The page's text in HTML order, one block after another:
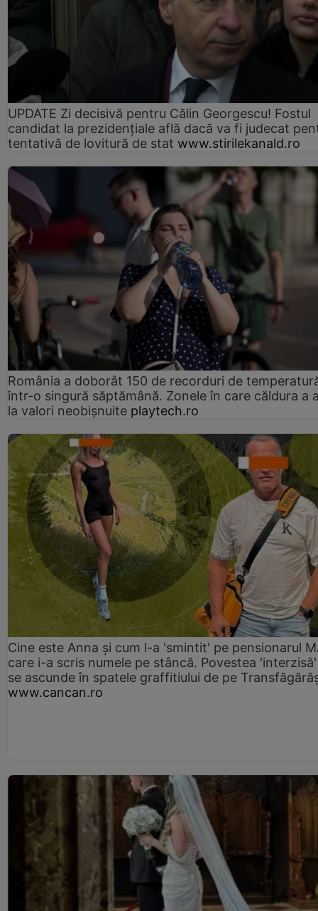
UPDATE Zi decisivă pentru Călin Georgescu! Fostul
candidat la prezidențiale află dacă va fi judecat
tentativă de lovitură de stat www.stirilekanald.ro
România a doborât 150 de recorduri de
într-o singură săptămână. Zonele în care căldura a
la valori neobișnuite playtech.ro
Cine este Anna și cum l-a 'smintit' pe pensionarul
care i-a scris numele pe stâncă. Povestea
se ascunde în spatele graffitiului de pe
www.cancan.ro